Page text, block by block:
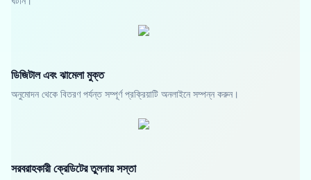
ডিজিটাল এবং ঝামেলা মুক্ত
অনুমোদন থেকে বিতরণ পর্যন্ত সম্পূর্ণ প্রক্রিয়াটি অনলাইনে সম্পন্ন করুন।
সরবরাহকারী ক্রেডিটের তুলনায় সস্তা